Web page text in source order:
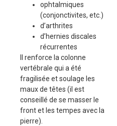
ophtalmiques
(conjonctivites, etc.)
d’arthrites
d’hernies discales
récurrentes
Il renforce la colonne
vertébrale qui a été
fragilisée et soulage les
maux de têtes (il est
conseillé de se masser le
front et les tempes avec la
pierre).